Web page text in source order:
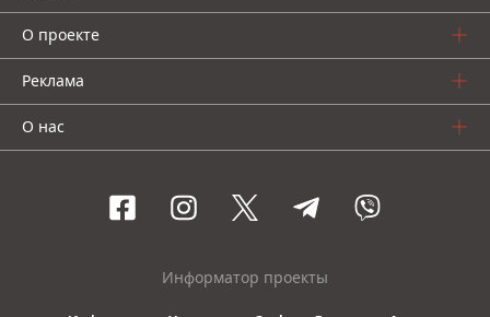
О проекте
Реклама
О нас
Информатор проекты